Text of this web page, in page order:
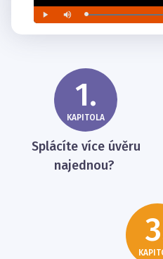
1.
KAPITOLA
Splácíte více úvěru
najednou?